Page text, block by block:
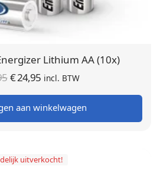
Lithium AA (10x)
Oorspronkelijke
prijs was:
€ 29,95.
€24,95 Huidige
prijs is:
€ 24,95.
incl. BTW
aan winkelwagen
uitverkocht!